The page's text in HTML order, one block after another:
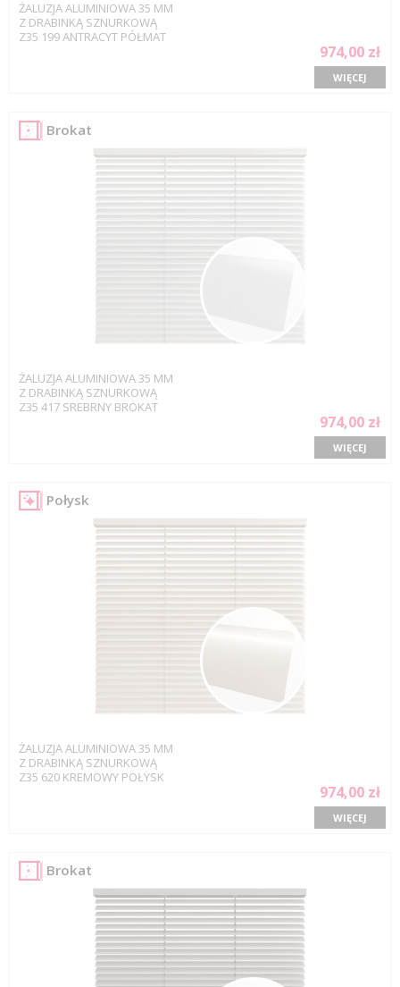
ŻALUZJA ALUMINIOWA 35 MM
Z DRABINKĄ SZNURKOWĄ
Z35 199 ANTRACYT PÓŁMAT
974,00 zł
WIĘCEJ
Brokat
ŻALUZJA ALUMINIOWA 35 MM
Z DRABINKĄ SZNURKOWĄ
Z35 417 SREBRNY BROKAT
974,00 zł
WIĘCEJ
Połysk
ŻALUZJA ALUMINIOWA 35 MM
Z DRABINKĄ SZNURKOWĄ
Z35 620 KREMOWY POŁYSK
974,00 zł
WIĘCEJ
Brokat